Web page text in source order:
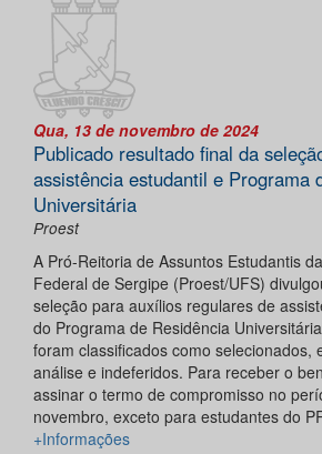
Qua, 13 de novembro de 2024
Publicado resultado final da
assistência estudantil e Programa
Universitária
Proest
A Pró-Reitoria de Assuntos Estudantis
Federal de Sergipe (Proest/UFS)
seleção para auxílios regulares de
do Programa de Residência
foram classificados como selecionados,
análise e indeferidos. Para receber o
assinar o termo de compromisso no
novembro, exceto para estudantes do
+Informações